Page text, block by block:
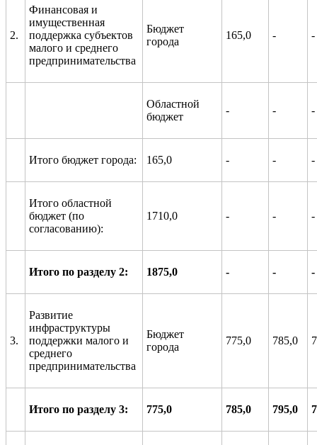
2.
Финансовая и
имущественная
поддержка субъектов
малого и среднего
предпринимательства
Бюджет
города
165,0 - -
Областной
бюджет
- - -
Итого бюджет города: 165,0 - - -
Итого областной
бюджет (по
согласованию):
1710,0 - - -
Итого по разделу 2: 1875,0 - - -
3.
Развитие
инфраструктуры
поддержки малого и
среднего
предпринимательства
Бюджет
города
775,0 785,0
Итого по разделу 3: 775,0 785,0 795,0